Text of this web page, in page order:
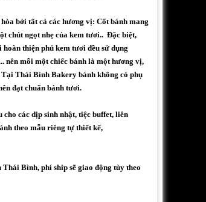
bởi tất cả các hương vị: Cốt bánh mang
chút ngọt nhẹ của kem tươi.. Đặc biệt,
thiện phủ kem tươi đều sử dụng
nên mỗi một chiếc bánh là một hương vị,
Thái Bình Bakery bánh không có phụ
đạt chuẩn bánh tươi.
các dịp sinh nhật, tiệc buffet, liên
theo mẫu riêng tự thiết kế,
Bình, phí ship sẽ giao động tùy theo